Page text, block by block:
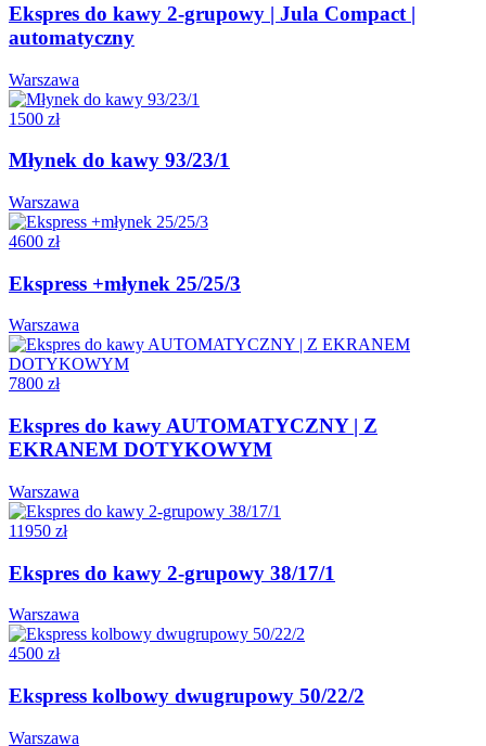
Ekspres do kawy 2-grupowy | Jula Compact |
automatyczny
Warszawa
1500 zł
Młynek do kawy 93/23/1
Warszawa
4600 zł
Ekspress +młynek 25/25/3
Warszawa
7800 zł
Ekspres do kawy AUTOMATYCZNY | Z
EKRANEM DOTYKOWYM
Warszawa
11950 zł
Ekspres do kawy 2-grupowy 38/17/1
Warszawa
4500 zł
Ekspress kolbowy dwugrupowy 50/22/2
Warszawa